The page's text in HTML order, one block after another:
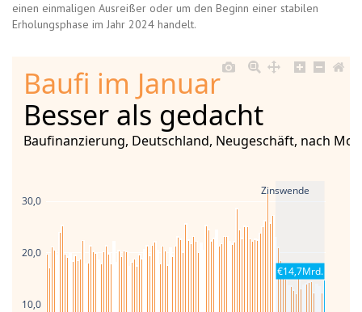
einen einmaligen Ausreißer oder um den Beginn einer stabilen
Erholungsphase im Jahr 2024 handelt.
10,0
20,0
30,0
Baufi im Januar
Besser als gedacht
Baufinanzierung, Deutschland, Neugeschäft, nach
€14,7Mrd.
Zinswende